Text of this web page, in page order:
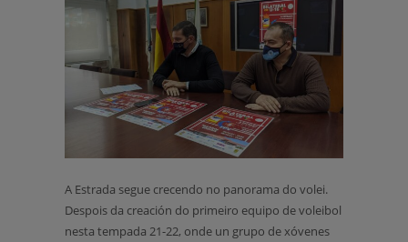
A Estrada segue crecendo no panorama do volei.
Despois da creación do primeiro equipo de voleibol
nesta tempada 21-22, onde un grupo de xóvenes